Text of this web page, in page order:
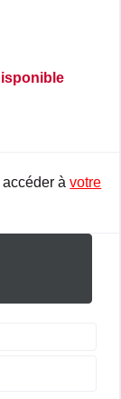
accéder àvotre